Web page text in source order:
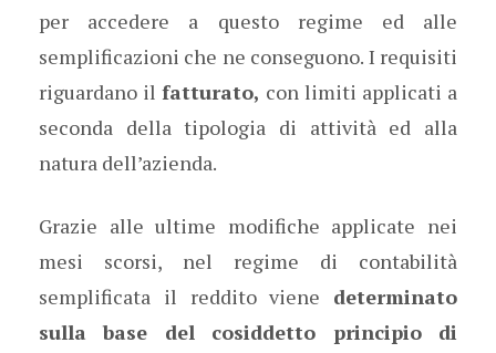
per accedere a questo regime ed alle
semplificazioni che ne conseguono. I requisiti
riguardano il fatturato, con limiti applicati a
seconda della tipologia di attività ed alla
natura dell’azienda.
Grazie alle ultime modifiche applicate nei
mesi scorsi, nel regime di contabilità
semplificata il reddito viene determinato
sulla base del cosiddetto principio di